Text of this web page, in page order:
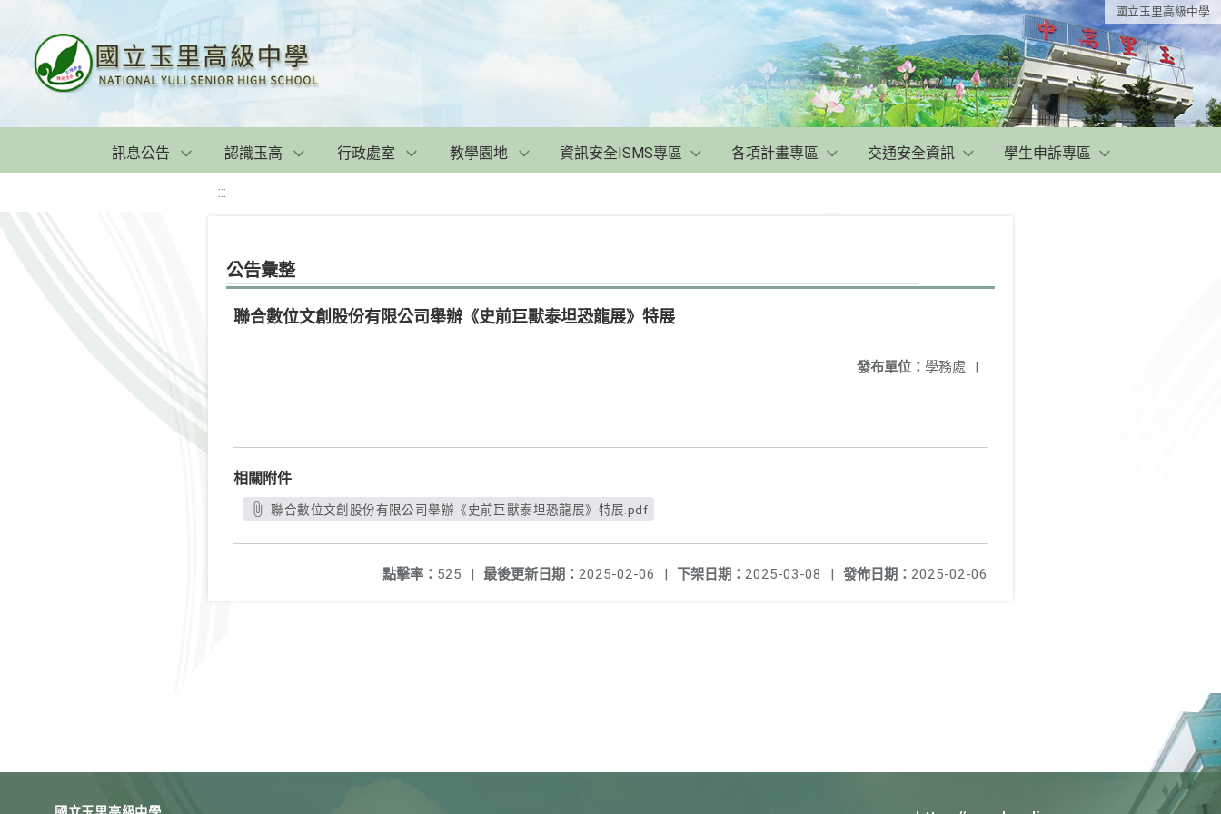
國立玉里高級中學
訊息公告 認識玉高 行政處室 教學園地 資訊安全ISMS專區 各項計畫專區 交通安全資訊 學生申訴專區
:::
公告彙整
聯合數位文創股份有限公司舉辦《史前巨獸泰坦恐龍展》特展
發布單位： 學務處 |
相關附件
聯合數位文創股份有限公司舉辦《史前巨獸泰坦恐龍展》特展.pdf
發佈日期： 2025-02-06
下架日期： 2025-03-08 |
最後更新日期： 2025-02-06 |
點擊率： 525 |